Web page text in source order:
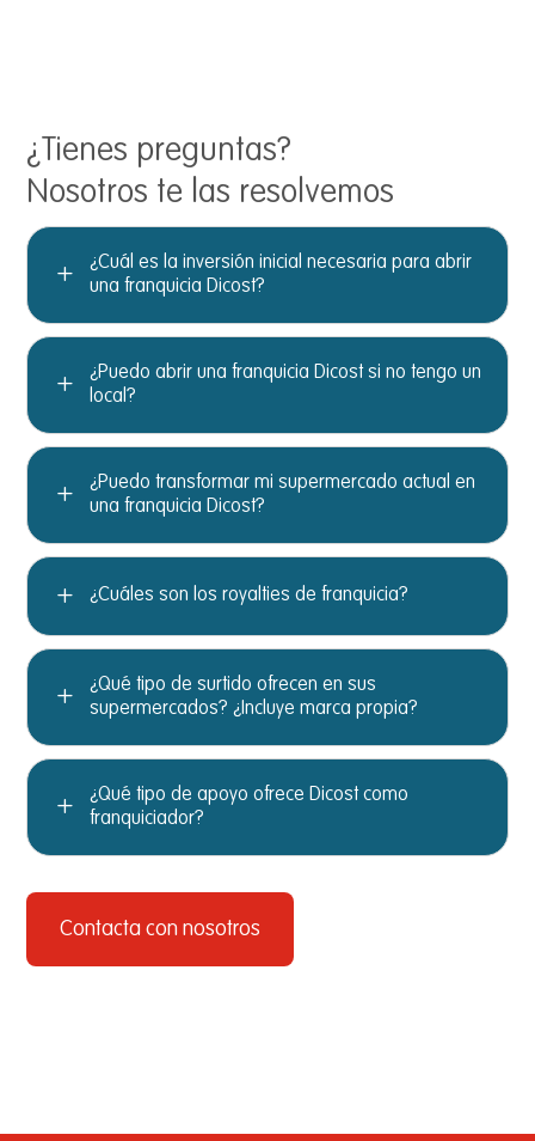
¿Tienes preguntas?
Nosotros te las resolvemos
L
¿Cuál es la inversión inicial necesaria para abrir
una franquicia Dicost?
L
¿Puedo abrir una franquicia Dicost si no tengo un
local?
L
¿Puedo transformar mi supermercado actual en
una franquicia Dicost?
L ¿Cuáles son los royalties de franquicia?
L
¿Qué tipo de surtido ofrecen en sus
supermercados? ¿Incluye marca propia?
L
¿Qué tipo de apoyo ofrece Dicost como
franquiciador?
Contacta con nosotros